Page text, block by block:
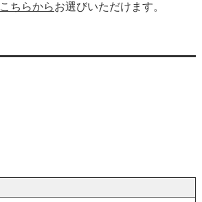
こちらからお選びいただけます。